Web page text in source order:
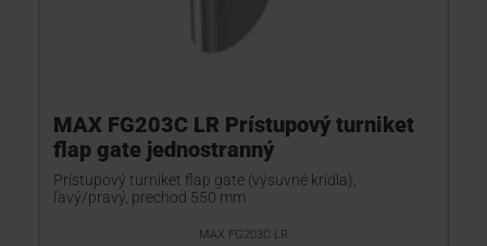
MAX FG203C LR Prístupový turniket
flap gate jednostranný
Prístupový turniket flap gate (výsuvné krídla),
ľavý/pravý, prechod 550 mm
MAX FG203C LR